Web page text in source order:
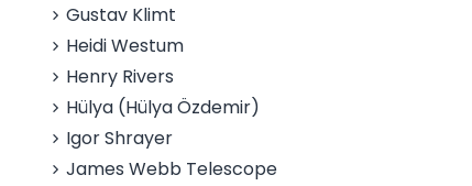
Gustav Klimt
Heidi Westum
Henry Rivers
Hülya (Hülya Özdemir)
Igor Shrayer
James Webb Telescope